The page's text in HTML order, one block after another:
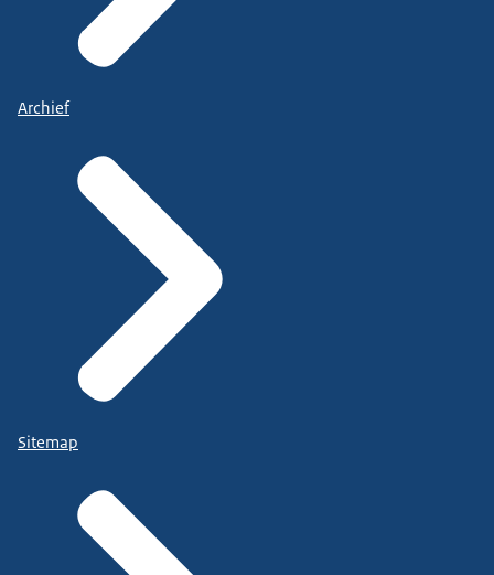
Archief
Sitemap